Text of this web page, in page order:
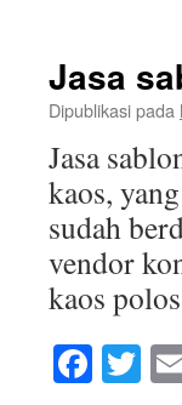
Jasa
Dipublikasi pada
Jasa
kaos,
sudah
vendor
kaos